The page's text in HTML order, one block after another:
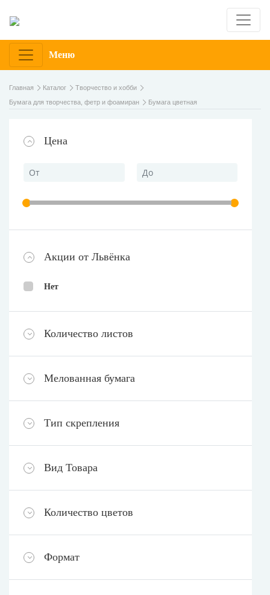
Меню
Главная Каталог
Творчество и хобби
Бумага для творчества, фетр и фоамиран
Бумага цветная
Цена
Акции от Львёнка
Нет
Количество листов
Мелованная бумага
Тип скрепления
Вид Товара
Количество цветов
Формат